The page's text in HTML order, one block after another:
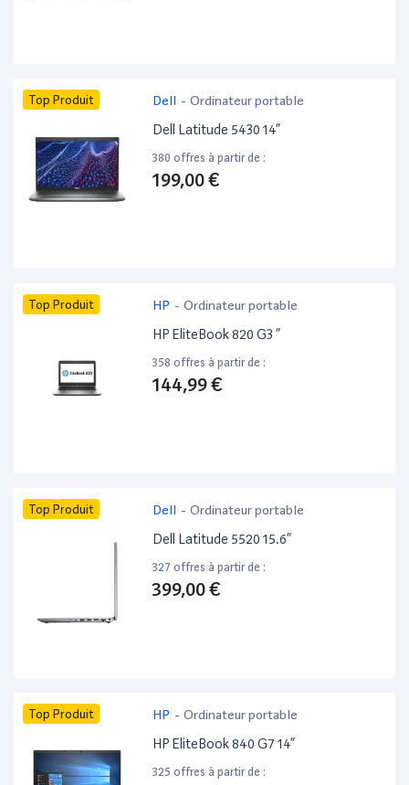
Top Produit Dell - Ordinateur portable
Dell Latitude 5430 14”
380 offres à partir de :
199,00 €
Top Produit HP - Ordinateur portable
HP EliteBook 820 G3 ”
358 offres à partir de :
144,99 €
Top Produit Dell - Ordinateur portable
Dell Latitude 5520 15.6”
327 offres à partir de :
399,00 €
Top Produit HP - Ordinateur portable
HP EliteBook 840 G7 14”
325 offres à partir de :